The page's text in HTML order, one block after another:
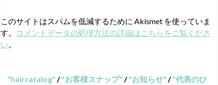
このサイトはスパムを低減するために Akismet を使っていま
す。
コメントデータの処理方法の詳細はこちらをご覧くださ
い。
haircatalog / お客様スナップ / お知らせ / 代表のひ